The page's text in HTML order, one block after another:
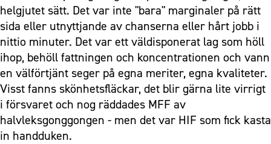
helgjutet sätt. Det var inte "bara" marginaler på rätt
sida eller utnyttjande av chanserna eller hårt jobb i
nittio minuter. Det var ett väldisponerat lag som höll
ihop, behöll fattningen och koncentrationen och vann
en välförtjänt seger på egna meriter, egna kvaliteter.
Visst fanns skönhetsfläckar, det blir gärna lite virrigt
i försvaret och nog räddades MFF av
halvleksgonggongen - men det var HIF som fick kasta
in handduken.